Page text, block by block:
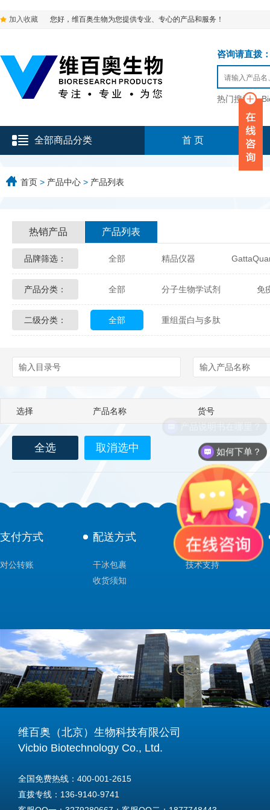
加入收藏 您好，维百奥生物为您提供专业、专心的产品和服务！
咨询请直拨
热门搜索：
全部商品分类 首 页
首页 > 产品中心 > 产品列表
热销产品 产品列表
品牌筛选： 全部 精品仪器
Glycon Biochem Sterlitech
Echelon Biosciences
Biotez Berlin Diametra
Berry & Associates Zedira
LGC Maine Standards Biolife
Abbexa AbD Serotec
产品分类： 全部 分子生物学试剂 免
化学及生物化学试剂
二级分类： 全部 重组蛋白与多肽
选择 产品名称 货号
全选 取消选中
支付方式
对公转账
配送方式
干冰包裹
收货须知
售后服务
技术支持
维百奥（北京）生物科技有限公司
Vicbio Biotechnology Co., Ltd.
全国免费热线：400-001-2615
直拨专线：136-9140-9741
产品说明书在哪里？
如何下单？